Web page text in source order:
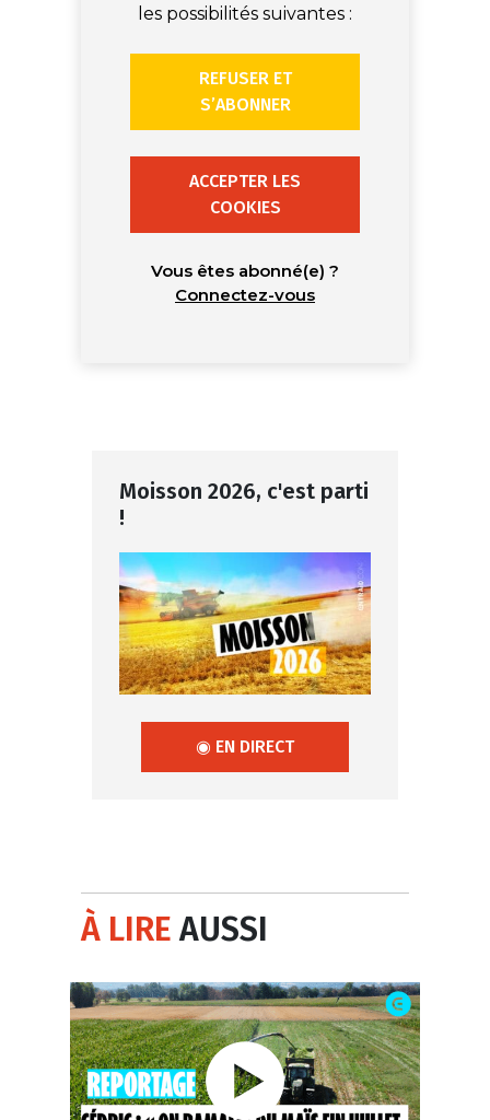
les possibilités suivantes :
REFUSER ET
S’ABONNER
ACCEPTER LES
COOKIES
Vous êtes abonné(e) ?
Connectez-vous
Moisson 2026, c'est parti
!
◉ EN DIRECT
À LIREAUSSI